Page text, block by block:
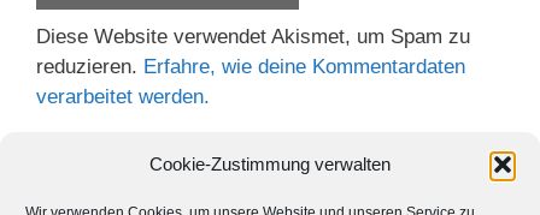
Cookie-Zustimmung verwalten
Diese Website verwendet Akismet, um Spam zu
reduzieren. Erfahre, wie deine Kommentardaten
verarbeitet werden.